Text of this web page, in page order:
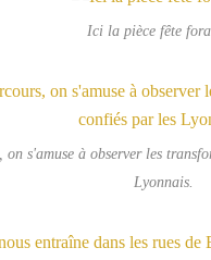
Ici la pièce fête
s'amuse à observer les
Lyonnais.